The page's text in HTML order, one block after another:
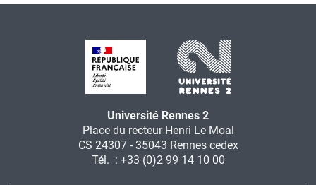
Université Rennes 2
Place du recteur Henri Le Moal
CS 24307 - 35043 Rennes cedex
Tél. : +33 (0)2 99 14 10 00